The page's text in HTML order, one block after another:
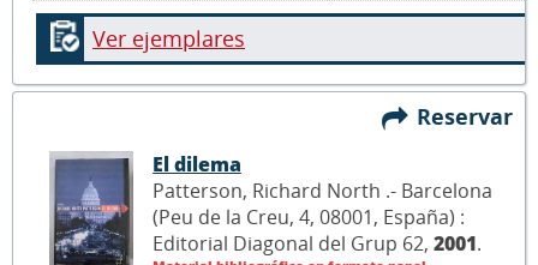
Ver ejemplares
Reservar
El dilema
Patterson, Richard North .- Barcelona
(Peu de la Creu, 4, 08001, España) :
Editorial Diagonal del Grup 62, 2001.